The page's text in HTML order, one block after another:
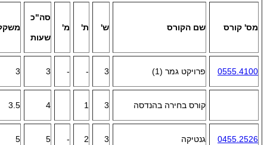
מס' קורס שם הקורס ש' ת' מ'
סה"כ
שעות
0555.4100 פרויקט גמר (1) 3
-
-
3
3
קורס בחירה בהנדסה 3
1
4
3.5
0455.2526 גנטיקה 3
2
-
5
5